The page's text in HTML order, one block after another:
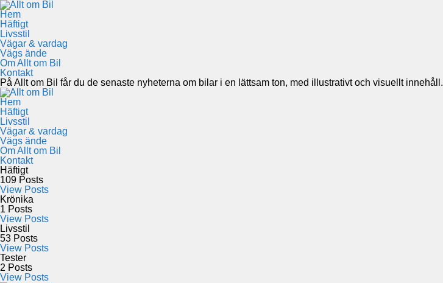
Hem
Häftigt
Livsstil
Vägar & vardag
Vägs ände
Om Allt om Bil
Kontakt
På Allt om Bil får du de senaste nyheterna om bilar i en lättsam ton, med illustrativt och visuellt innehåll.
Hem
Häftigt
Livsstil
Vägar & vardag
Vägs ände
Om Allt om Bil
Kontakt
Häftigt
109 Posts
View Posts
Krönika
1 Posts
View Posts
Livsstil
53 Posts
View Posts
Tester
2 Posts
View Posts